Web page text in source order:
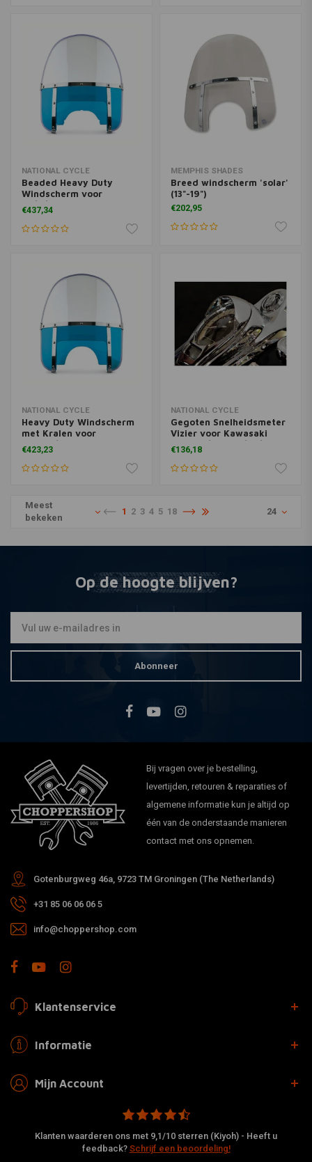
NATIONAL CYCLE
Beaded Heavy Duty
Windscherm voor
FL/H/FLHS(NU) | Kies een
Kleur
€437,34
MEMPHIS SHADES
Breed windscherm 'solar'
(13"-19")
€202,95
NATIONAL CYCLE
Heavy Duty Windscherm
met Kralen voor
(NU)FL/FL
Softail/(NU)FXWG/(NU)FXDWG
| Kies een Kleur
€423,23
NATIONAL CYCLE
Gegoten Snelheidsmeter
Vizier voor Kawasaki
VN2000/Classic/LT/VN1700
Vulcan Nomad/Classic/LT
| Chroom
€136,18
Meest
bekeken
1 2 3 4 5 18 24
Op de hoogte blijven?
Abonneer
Bij vragen over je bestelling,
levertijden, retouren & reparaties of
algemene informatie kun je altijd op
één van de onderstaande manieren
contact met ons opnemen.
Gotenburgweg 46a, 9723 TM Groningen (The Netherlands)
+31 85 06 06 06 5
info@choppershop.com
Klantenservice
Informatie
Mijn Account
Klanten waarderen ons met 9,1/10 sterren (Kiyoh) - Heeft u
feedback? Schrijf een beoordeling!